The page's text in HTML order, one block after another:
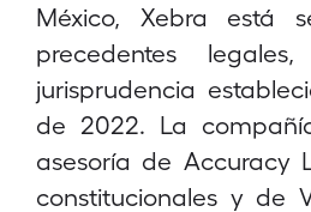
México, Xebra está
precedentes
jurisprudencia
de 2022. La
asesoría de Accuracy
constitucionales y de